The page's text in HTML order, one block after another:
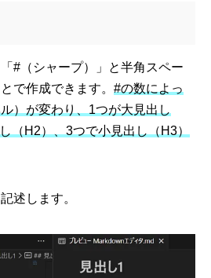
#（シャープ）」と半角スペー
で作成できます。 #の数によっ
）が変わり、1つが大見出し
（H2）、3つで小見出し（H3）
述します。